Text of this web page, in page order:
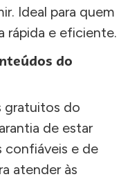
Ideal para quem
rápida e eficiente.
do
gratuitos do
de estar
confiáveis e de
atender às